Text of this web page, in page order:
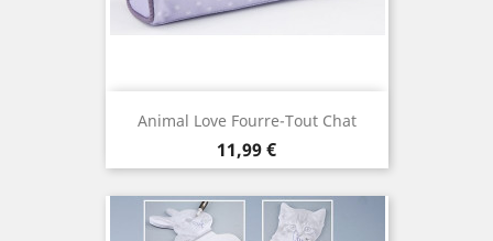
Animal Love Fourre-Tout Chat
Prix
11,99 €